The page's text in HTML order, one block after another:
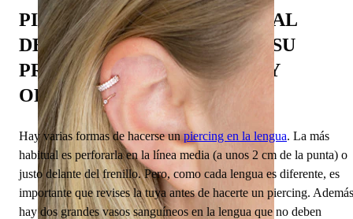
PIERCINGS EN LA LENGUA AL
DESCUBIERTO: DESCUBRE SU
PROCEDIMIENTO, DOLOR Y
OPCIONES DE JOYAS
Hay varias formas de hacerse unpiercing en la lengua. La más
habitual es perforarla en la línea media (a unos 2 cm de la punta) o
justo delante del frenillo. Pero, como cada lengua es diferente, es
importante que revises la tuya antes de hacerte un piercing.
hay dos grandes vasos sanguíneos en la lengua que no deben